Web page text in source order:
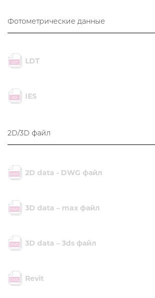
Фотометрические данные
LDT
IES
2D/3D файл
2D data - DWG файл
3D data – max файл
3D data – 3ds файл
Revit